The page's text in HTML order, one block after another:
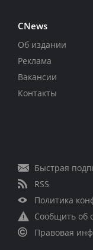
CNews
Об издании
Реклама
Вакансии
Контакты
Быстрая
RSS
Политика
Сообщить об
Правовая